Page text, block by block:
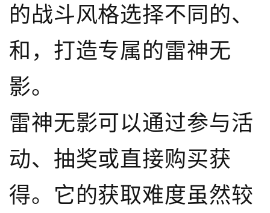
的战斗风格选择不同的、
和，打造专属的雷神无
影。
雷神无影可以通过参与活
动、抽奖或直接购买获
得。它的获取难度虽然较